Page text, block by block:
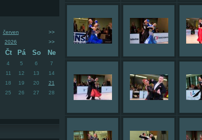
červen
>>
2026 >>
Čt Pá So Ne
4 5 6
7
11 12 13
14
18 19 20
21
25 26 27
28